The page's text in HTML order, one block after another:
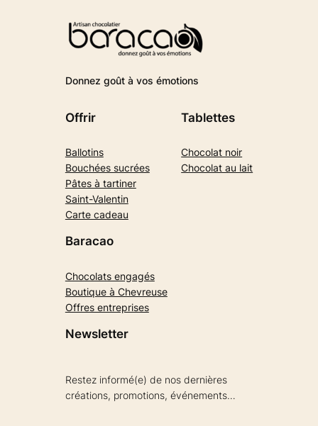
Donnez goût à vos émotions
Offrir
Ballotins
Bouchées sucrées
Pâtes à tartiner
Saint-Valentin
Carte cadeau
Tablettes
Chocolat noir
Chocolat au lait
Baracao
Chocolats engagés
Boutique à Chevreuse
Offres entreprises
Newsletter
Restez informé(e) de nos dernières
créations, promotions, événements…